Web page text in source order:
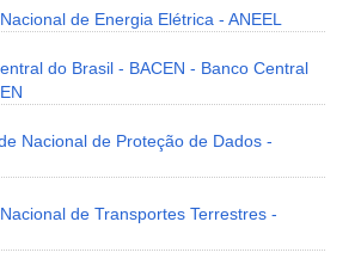
de Energia Elétrica - ANEEL
do Brasil - BACEN - Banco Central
Nacional de Proteção de Dados -
de Transportes Terrestres -